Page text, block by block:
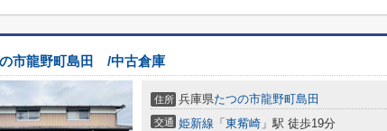
市龍野町島田 /中古倉庫
住所 兵庫県たつの市龍野町島田
交通 姫新線 「 東觜崎 」駅 徒歩19分